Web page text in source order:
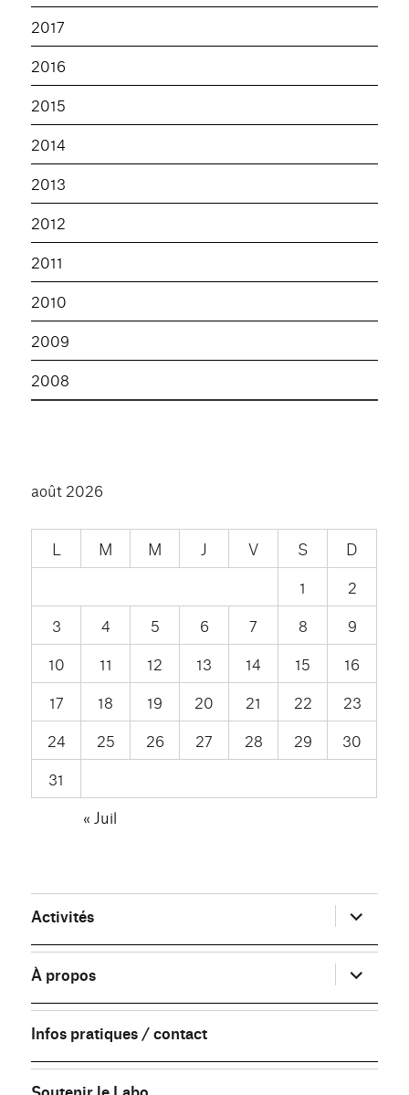
2017
2016
2015
2014
2013
2012
2011
2010
2009
2008
août 2026
L M M J V S
D
1
2
3
4 5 6 7 8
9
10
11 12 13 14 15
16
17
18 19 20 21 22
23
24
25 26 27 28 29
30
31
« Juil
Activités ouvrir
le
sous-
menu
À propos
ouvrir
le
sous-
menu
Infos pratiques / contact